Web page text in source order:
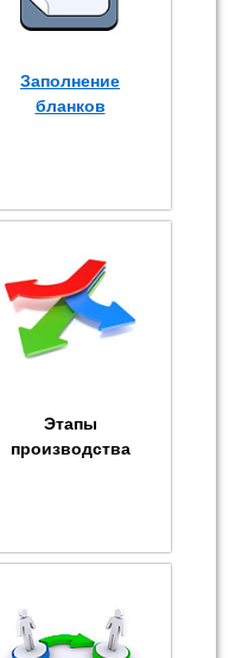
Заполнение
бланков
Этапы
производства